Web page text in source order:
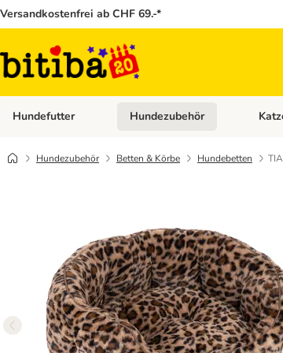
Versandkostenfrei ab CHF 69.-*
Hundefutter Kategorie-Menü öffnen:
Hundezubehör
Hundezubehör Betten & Körbe Hundebetten